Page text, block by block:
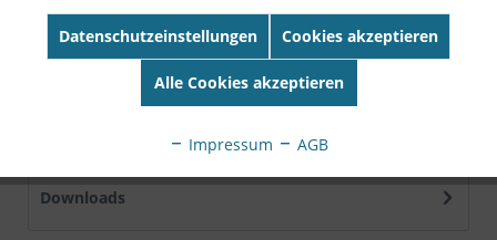
PoE+ Powered EdgeSmart Switch mit PoE Pass Through
Eigenschaften: 1 x Gigabit...mehr
Technische Daten
Ethernet Ports RJ-45 4...mehr
Downloads
Datenschutzeinstellungen Cookies akzeptieren
Alle Cookies akzeptieren
Impressum AGB